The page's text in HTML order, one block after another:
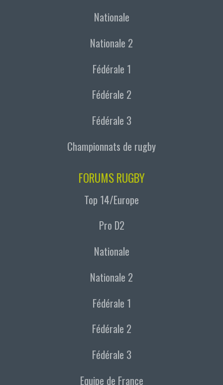
Nationale
Nationale 2
Fédérale 1
Fédérale 2
Fédérale 3
Championnats de rugby
FORUMS RUGBY
Top 14/Europe
Pro D2
Nationale
Nationale 2
Fédérale 1
Fédérale 2
Fédérale 3
Equipe de France